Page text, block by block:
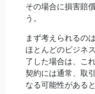
その場合に損害賠
う。
まず考えられるの
ほとんどのビジネ
了した場合は、こ
契約には通常、取
なる可能性がある